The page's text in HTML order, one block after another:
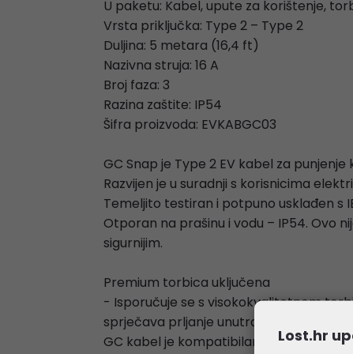
U paketu: Kabel, upute za korištenje,
Vrsta priključka: Type 2 – Type 2
Duljina: 5 metara (16,4 ft)
Nazivna struja: 16 A
Broj faza: 3
Razina zaštite: IP54
Šifra proizvoda: EVKABGC03
GC Snap je Type 2 EV kabel za
Razvijen je u suradnji s korisnicima
Temeljito testiran i potpuno usklađen s
Otporan na prašinu i vodu – IP54. Ovo
sigurnijim.
Premium torbica uključena
- Isporučuje se s visokokvalitetnom
sprječava prljanje unutrašnjosti vašeg
GC kabel je kompatibilan sa svimLost.hr